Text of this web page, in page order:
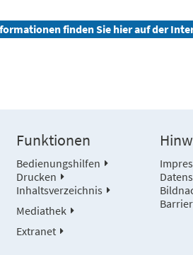
finden Sie hier auf der
Funktionen
Bedienungshilfen
Drucken
Inhaltsverzeichnis
Mediathek
Extranet